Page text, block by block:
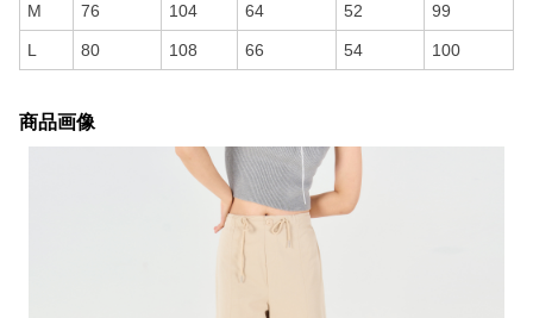
M 76 104 64 52 99
L 80 108 66 54 100
商品画像